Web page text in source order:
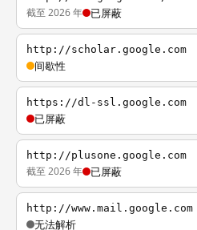
截至 2026 年 已屏蔽
http://scholar.google.com
间歇性
https://dl-ssl.google.com
已屏蔽
http://plusone.google.com
截至 2026 年 已屏蔽
http://www.mail.google.com
无法解析